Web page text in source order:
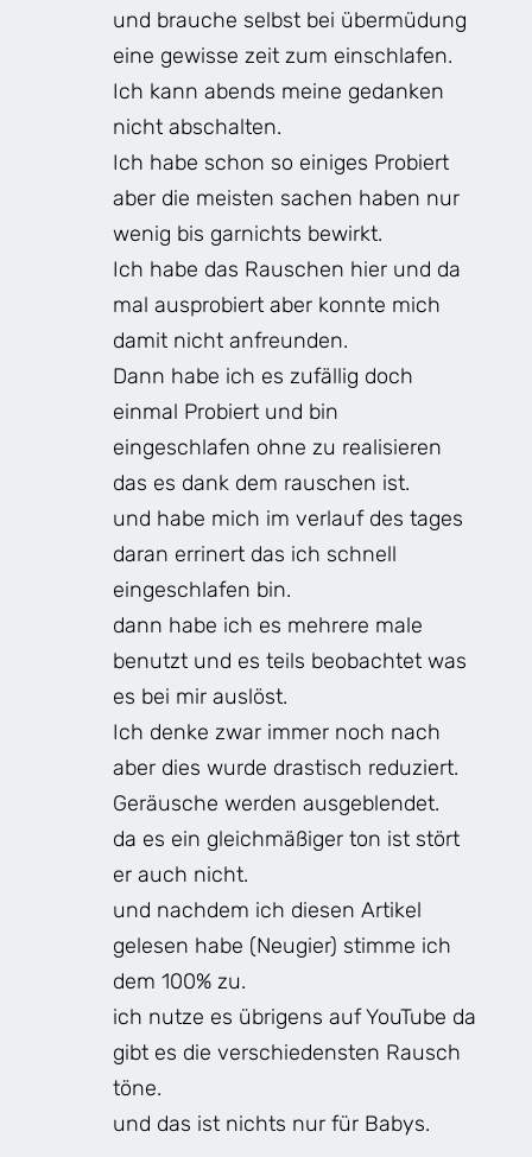
und brauche selbst bei übermüdung
eine gewisse zeit zum einschlafen.
Ich kann abends meine gedanken
nicht abschalten.
Ich habe schon so einiges Probiert
aber die meisten sachen haben nur
wenig bis garnichts bewirkt.
Ich habe das Rauschen hier und da
mal ausprobiert aber konnte mich
damit nicht anfreunden.
Dann habe ich es zufällig doch
einmal Probiert und bin
eingeschlafen ohne zu realisieren
das es dank dem rauschen ist.
und habe mich im verlauf des tages
daran errinert das ich schnell
eingeschlafen bin.
dann habe ich es mehrere male
benutzt und es teils beobachtet was
es bei mir auslöst.
Ich denke zwar immer noch nach
aber dies wurde drastisch reduziert.
Geräusche werden ausgeblendet.
da es ein gleichmäßiger ton ist stört
er auch nicht.
und nachdem ich diesen Artikel
gelesen habe (Neugier) stimme ich
dem 100% zu.
ich nutze es übrigens auf YouTube da
gibt es die verschiedensten Rausch
töne.
und das ist nichts nur für Babys.